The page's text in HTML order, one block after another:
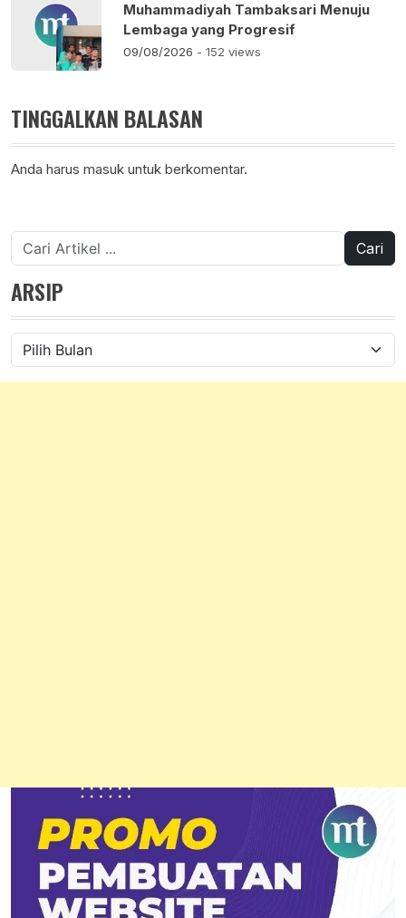
Muhammadiyah Tambaksari Menuju
Lembaga yang Progresif
09/08/2026 - 152 views
TINGGALKAN BALASAN
Anda harus masuk untuk berkomentar.
Cari
untuk:
ARSIP
Arsip